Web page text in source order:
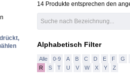
14 Produkte entsprechen den
Alphabetisch Filter
Alle 0-9 A B C D E F
G
R
S T U V W X Y Z